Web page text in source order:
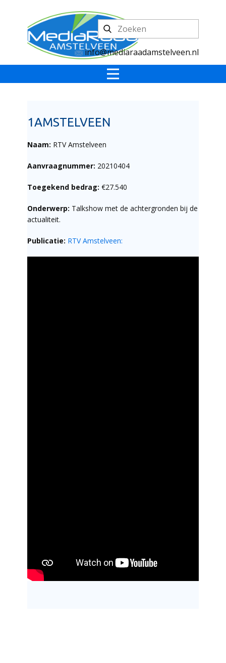
info@mediaraadamstelveen.nl
1AMSTELVEEN
Naam: RTV Amstelveen
Aanvraagnummer: 20210404
Toegekend bedrag: €27.540
Onderwerp: Talkshow met de achtergronden bij de
actualiteit.
Publicatie: RTV Amstelveen: